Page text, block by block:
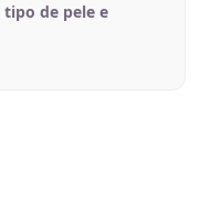
tipo de pele e